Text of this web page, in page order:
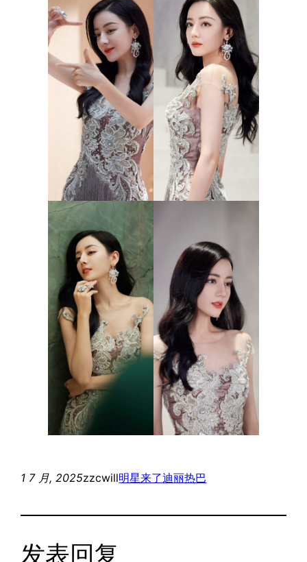
1 7 月, 2025zzcwill明星来了迪丽热巴
发表回复